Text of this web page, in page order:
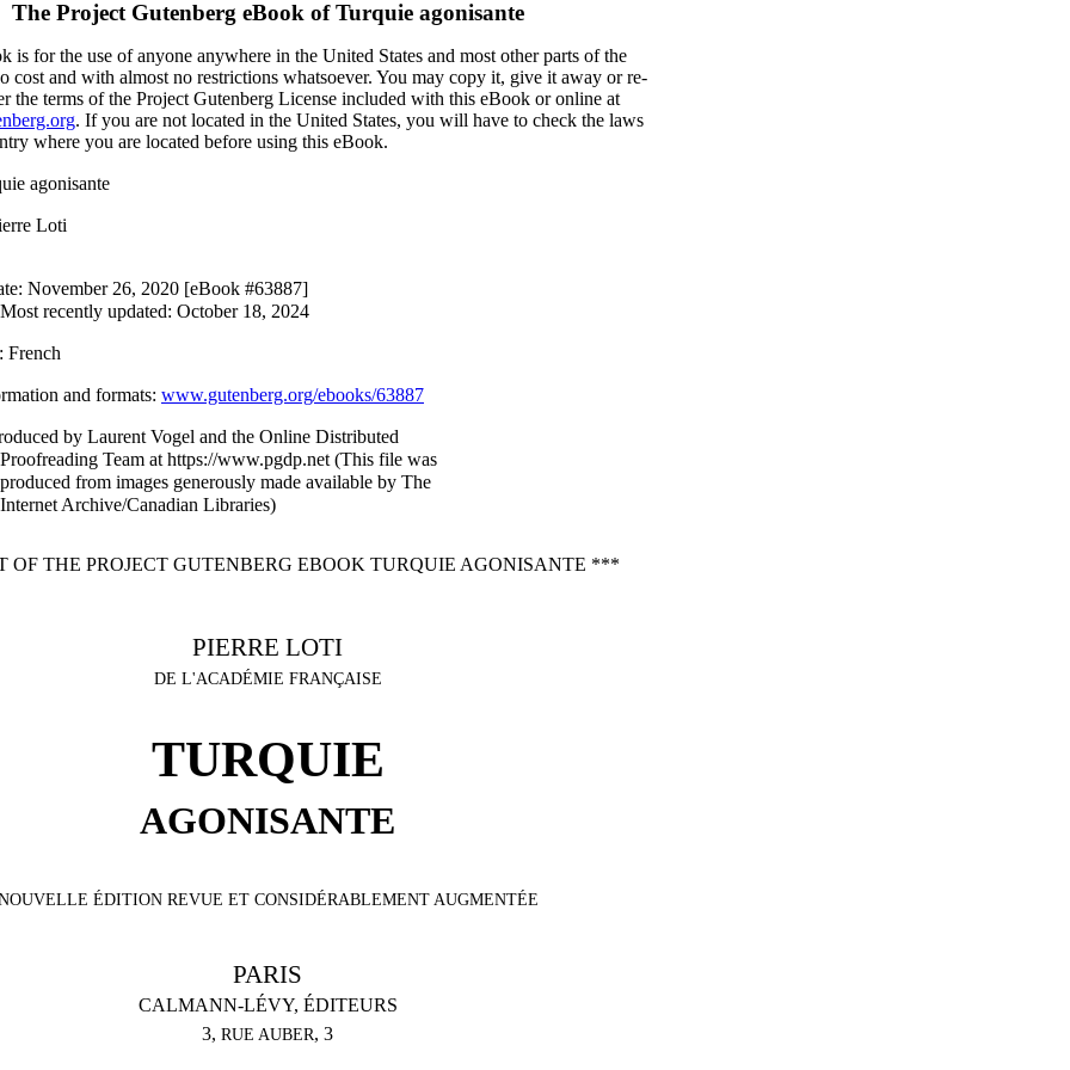
The Project Gutenberg eBook ofTurquie agonisante
is for the use of anyone anywhere in the United States and most other parts of the
cost and with almost no restrictions whatsoever. You may copy it, give it away or re-
the terms of the Project Gutenberg License included with this eBook or online at
. If you are not located in the United States, you will have to check the laws
where you are located before using this eBook.
agonisante
Loti
: November 26, 2020 [eBook #63887]
Most recently updated: October 18, 2024
: French
and formats: www.gutenberg.org/ebooks/63887
by Laurent Vogel and the Online Distributed
Proofreading Team at https://www.pgdp.net (This file was
produced from images generously made available by The
Internet Archive/Canadian Libraries)
OF THE PROJECT GUTENBERG EBOOK TURQUIE AGONISANTE ***
PIERRE LOTI
DE L'ACADÉMIE FRANÇAISE
TURQUIE
AGONISANTE
ÉDITION REVUE ET CONSIDÉRABLEMENT AUGMENTÉE
PARIS
CALMANN-LÉVY, ÉDITEURS
3, RUE AUBER, 3